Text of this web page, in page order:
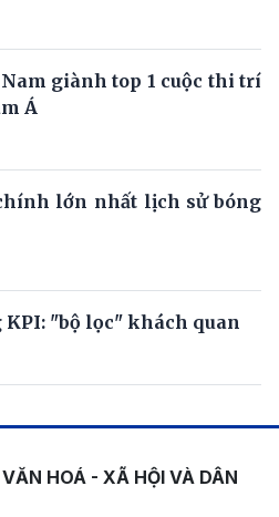
giành top 1 cuộc thi trí
Á
lớn nhất lịch sử bóng
"bộ lọc" khách quan
HOÁ - XÃ HỘI VÀ DÂN